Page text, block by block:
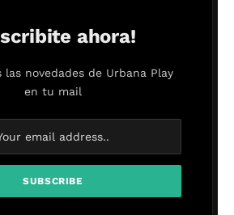
ahora!
las novedades de Urbana Play
en tu mail